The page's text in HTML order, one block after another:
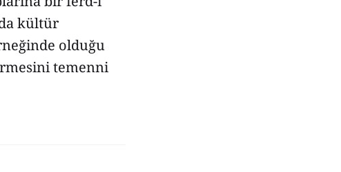
kültür
olduğu
temenni